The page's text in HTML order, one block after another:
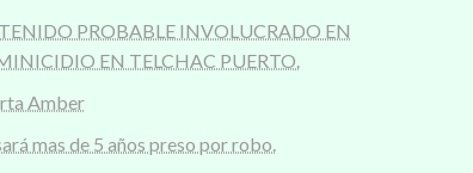
PROBABLE INVOLUCRADO EN
EN TELCHAC PUERTO.
Amber
mas de 5 años preso por robo.